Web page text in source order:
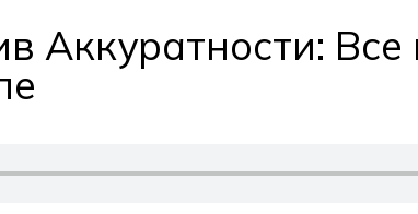
Аккуратности: Все